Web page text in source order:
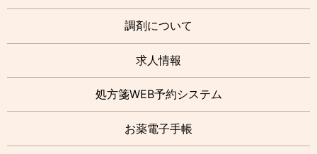
調剤について
求人情報
処方箋WEB予約システム
お薬電子手帳